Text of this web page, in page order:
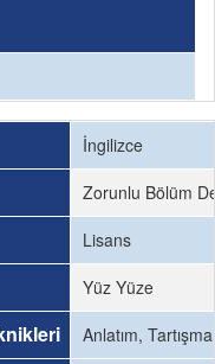
İngilizce
Zorunlu Bölüm
Lisans
Yüz Yüze
Anlatım,